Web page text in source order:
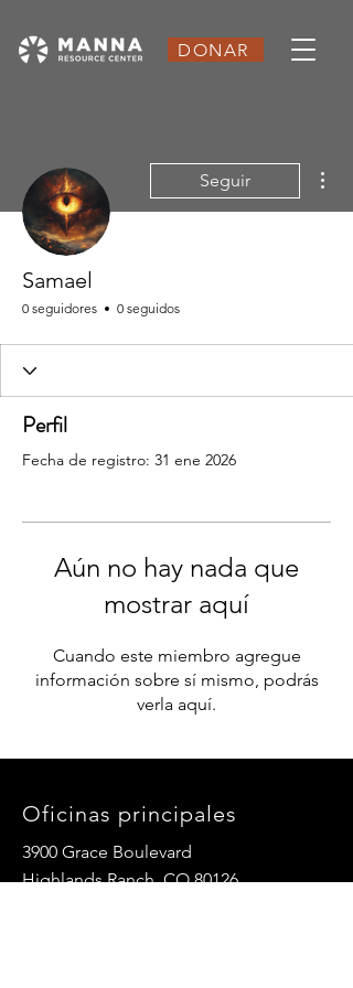
DONAR
Seguir
Samael
0 seguidores 0 seguidos
Perfil
Fecha de registro: 31 ene 2026
Aún no hay nada que
mostrar aquí
Cuando este miembro agregue
información sobre sí mismo, podrás
verla aquí.
Oficinas principales
3900 Grace Boulevard
Highlands Ranch, CO 80126